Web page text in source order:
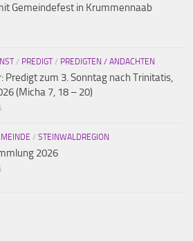
Gemeindefest in Krummennaab
/ PREDIGT/ PREDIGTEN / ANDACHTEN
Predigt zum 3. Sonntag nach Trinitatis,
(Micha 7, 18 – 20)
/ STEINWALDREGION
2026